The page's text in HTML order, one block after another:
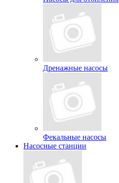
Дренажные насосы
Фекальные насосы
Насосные станции